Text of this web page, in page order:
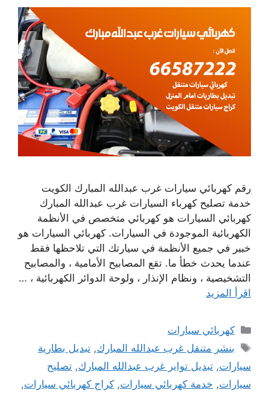
رقم كهربائي سيارات غرب عبدالله المبارك الكويت
خدمة تصليح كهرباء السيارات غرب عبدالله المبارك
كهربائي السيارات هو كهربائي متخصص في الأنظمة
الكهربائية الموجودة في السيارات. كهربائي السيارات هو
خبير في جميع الأنظمة في سيارتك التي تلاحظها فقط
عندما يحدث خطأ ما. تقع المصابيح الأمامية ، والمصابيح
التشخيصية ، ونظام الإنذار ، ولوحة الدوائر الكهربائية ، …
اقرأ المزيد
التصنيفات
كهربائي سيارات
الوسوم
بنشر متنقل غرب عبدالله المبارك,تبديل بطارية
سيارات, تبديل تواير غرب عبدالله المبارك, تصليح
سيارات, خدمة كهربائي سيارات, كراج كهربائي سيارات,